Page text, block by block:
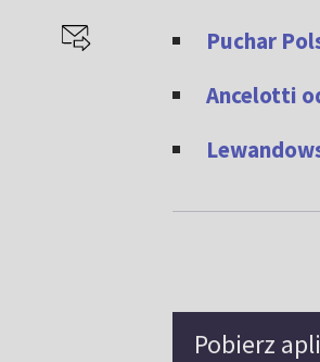
Puchar
Ancelotti
Pobierz